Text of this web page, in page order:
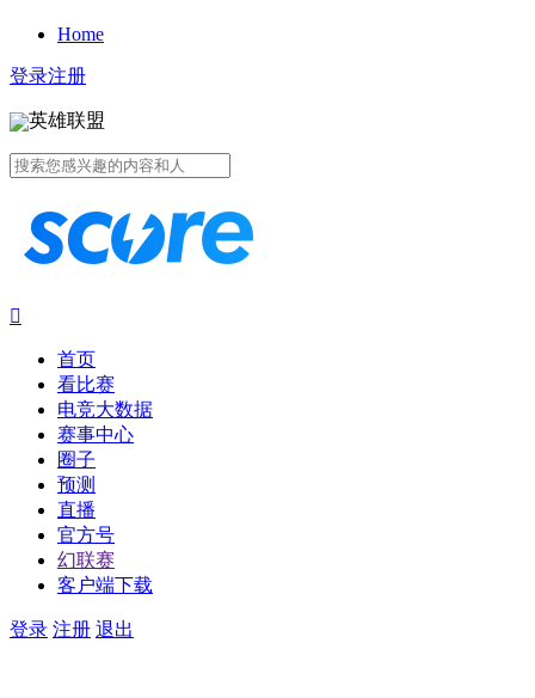
Home
登录注册
英雄联盟

首页
看比赛
电竞大数据
赛事中心
圈子
预测
直播
官方号
幻联赛
客户端下载
登录 注册 退出